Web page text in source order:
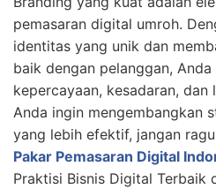
pemasaran digital umroh.
identitas yang unik dan
baik dengan pelanggan,
kepercayaan, kesadaran,
Anda ingin mengembangkan
yang lebih efektif, jangan
Pakar Pemasaran Digital
Praktisi Bisnis Digital Terbaik